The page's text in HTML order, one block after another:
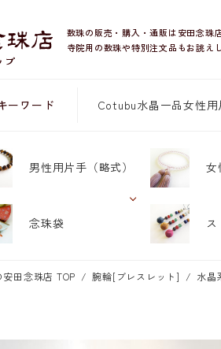
数珠の販売・購入・通販は安田念珠
寺院用の数珠や特別注文品もお誂え
ーワード Cotubu水晶 一品女性用
男性用片手 （略式） 女
念珠袋
安田念珠店 TOP 腕輪[ブレスレット] 水晶